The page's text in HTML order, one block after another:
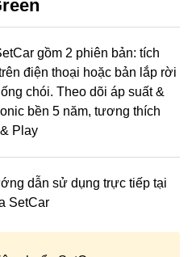
gồm 2 phiên bản: tích
điện thoại hoặc bản lắp rời
chói. Theo dõi áp suất &
bền 5 năm, tương thích
Play
dẫn sử dụng trực tiếp tại
SetCar